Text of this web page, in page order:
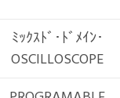
ﾐｯｸｽﾄﾞ･ﾄﾞﾒｲﾝ･
OSCILLOSCOPE